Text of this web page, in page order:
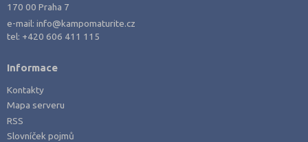
170 00 Praha 7
e-mail:info@kampomaturite.cz
tel: +420 606 411 115
Informace
Kontakty
Mapa serveru
RSS
Slovníček pojmů